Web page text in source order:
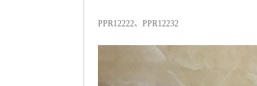
PPR12222、 PPR12232